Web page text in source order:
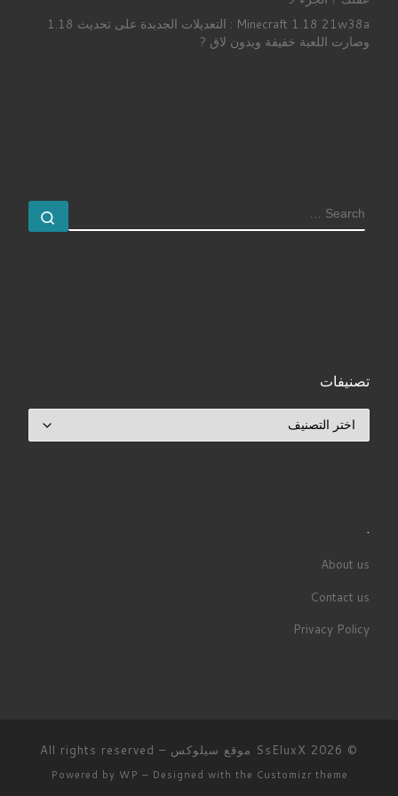
Minecraft 1.18 21w38a : التعديلات الجدبدة على تحديث 1.18
وصارت اللعبة خفيفة وبدون لاق ?
SEARCH
تصنيفات
.
About us
Contact us
Privacy Policy
© 2026 SsEluxX موقع سيلوكس – All rights reserved
Powered by WP – Designed with the Customizr theme